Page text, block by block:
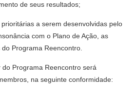
de seus resultados;
a serem desenvolvidas pelo
com o Plano de Ação, as
Programa Reencontro.
do Programa Reencontro será
na seguinte conformidade: